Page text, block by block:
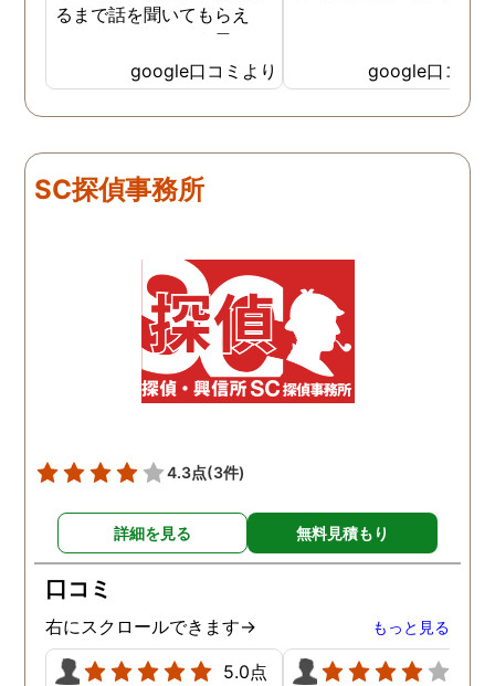
るまで話を聞いてもらえ
て、ここならという思いで
依頼しました。代表さんが
私と一緒に戦ってくれてる
感じがして、心強かったで
現在離婚調停中です。弁護
士さんも紹介してもらえて
google口コミより google口コミ
SC探偵事務所
4.3点(3件)
詳細を見る 無料見積もり
口コミ
右にスクロールできます→ もっと見る
5.0点